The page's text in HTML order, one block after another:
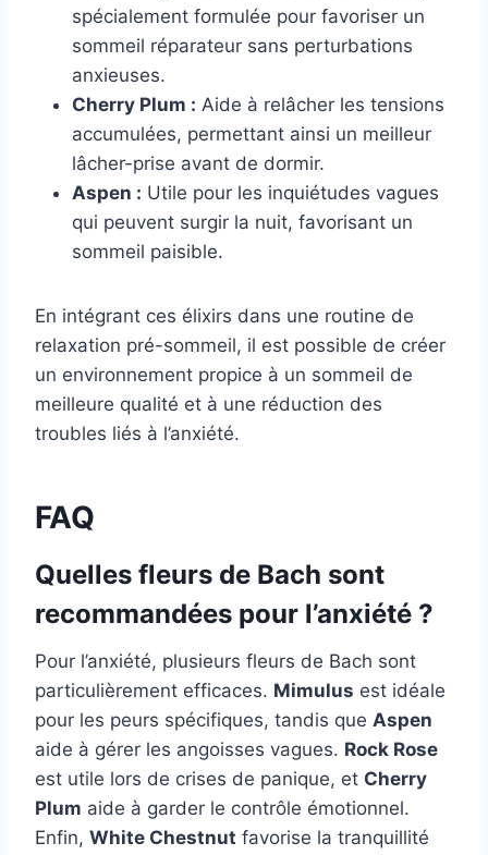
spécialement formulée pour favoriser un
sommeil réparateur sans perturbations
anxieuses.
Cherry Plum : Aide à relâcher les tensions
accumulées, permettant ainsi un meilleur
lâcher-prise avant de dormir.
Aspen : Utile pour les inquiétudes vagues
qui peuvent surgir la nuit, favorisant un
sommeil paisible.
En intégrant ces élixirs dans une routine de
relaxation pré-sommeil, il est possible de créer
un environnement propice à un sommeil de
meilleure qualité et à une réduction des
troubles liés à l’anxiété.
FAQ
Quelles fleurs de Bach sont
recommandées pour l’anxiété ?
Pour l’anxiété, plusieurs fleurs de Bach sont
particulièrement efficaces. Mimulus est idéale
pour les peurs spécifiques, tandis que Aspen
aide à gérer les angoisses vagues. Rock Rose
est utile lors de crises de panique, et Cherry
Plum aide à garder le contrôle émotionnel.
Enfin, White Chestnut favorise la tranquillité